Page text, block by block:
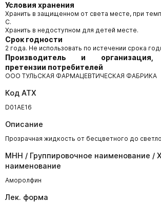
Условия хранения
Хранить в защищенном от света месте, при
С.
Хранить в недоступном для детей месте.
Срок годности
2 года. Не использовать по истечении срока
Производитель и
претензии потребителей
ООО ТУЛЬСКАЯ ФАРМАЦЕВТИЧЕСКАЯ ФАБРИКА
Код АТХ
D01AE16
Описание
Прозрачная жидкость от бесцветного до
МНН / Группировочное наименование /
наименование
Аморолфин
Лек. форма